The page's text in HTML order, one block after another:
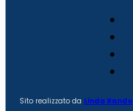
Sito realizzato da Linda Rando